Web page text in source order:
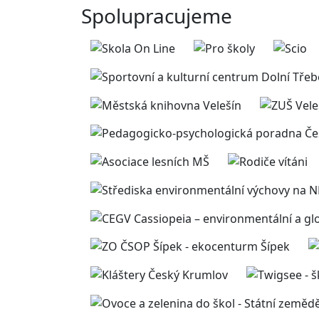
Spolupracujeme